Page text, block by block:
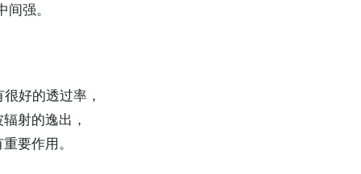
强。
好的透过率，
射的逸出，
要作用。